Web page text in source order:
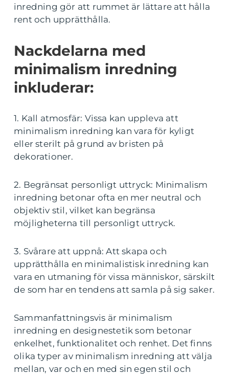
inredning gör att rummet är lättare att hålla
rent och upprätthålla.
Nackdelarna med
minimalism inredning
inkluderar:
1. Kall atmosfär: Vissa kan uppleva att
minimalism inredning kan vara för kyligt
eller sterilt på grund av bristen på
dekorationer.
2. Begränsat personligt uttryck: Minimalism
inredning betonar ofta en mer neutral och
objektiv stil, vilket kan begränsa
möjligheterna till personligt uttryck.
3. Svårare att uppnå: Att skapa och
upprätthålla en minimalistisk inredning kan
vara en utmaning för vissa människor, särskilt
de som har en tendens att samla på sig saker.
Sammanfattningsvis är minimalism
inredning en designestetik som betonar
enkelhet, funktionalitet och renhet. Det finns
olika typer av minimalism inredning att välja
mellan, var och en med sin egen stil och